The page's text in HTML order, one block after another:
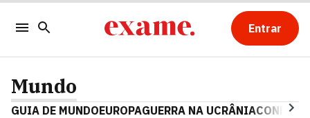
Entrar
Mundo
GUIA DE MUNDOEUROPAGUERRA NA UCRÂNIA